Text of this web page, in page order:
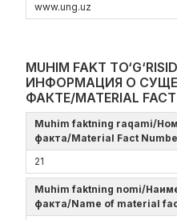
www.ung.uz
MUHIM FAKT
ИНФОРМАЦИЯ О
ФАКТЕ/MATERIAL
Muhim faktning raqami/
факта/Material Fact
21
Muhim faktning nomi/
факта/Name of material